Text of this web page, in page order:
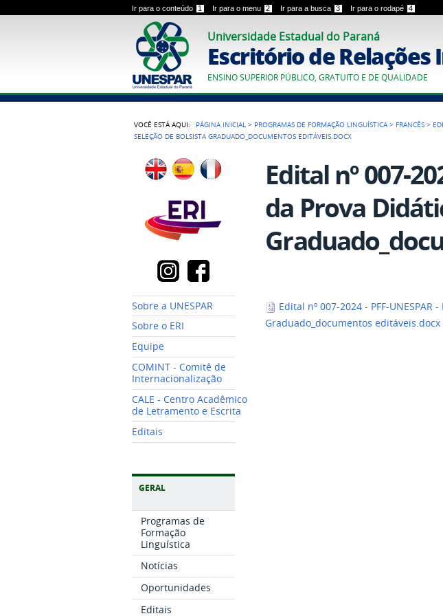
Ir para o conteúdo 1 Ir para o menu 2 Ir para a busca 3 Ir para o rodapé 4
Universidade Estadual do Paraná
Escritório de
ENSINO SUPERIOR PÚBLICO, GRATUITO E DE QUALIDADE
VOCÊ ESTÁ AQUI: PÁGINA INICIAL > PROGRAMAS DE FORMAÇÃO LINGUÍSTICA > FRANCÊS >
SELEÇÃO DE BOLSISTA GRADUADO_DOCUMENTOS EDITÁVEIS.DOCX
Sobre a UNESPAR
Sobre o ERI
Equipe
COMINT - Comitê de
Internacionalização
CALE - Centro Acadêmico
de Letramento e Escrita
Editais
GERAL
Programas de
Formação
Linguística
Notícias
Oportunidades
Editais
Edital nº 007-
da Prova
Edital nº 007-2024 - PFF-
Graduado_documentos editáveis.docx